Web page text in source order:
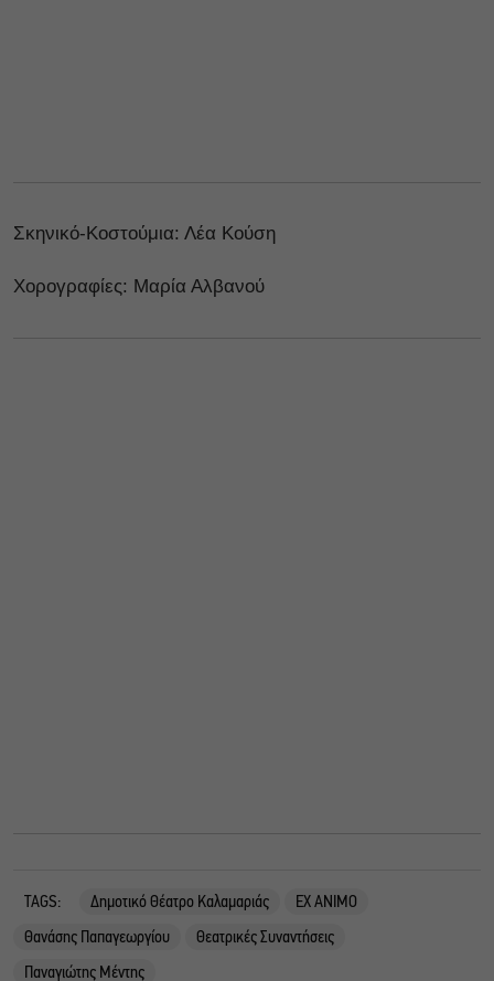
Σκηνικό-Κοστούμια: Λέα Κούση
Χορογραφίες: Μαρία Αλβανού
TAGS: Δημοτικό Θέατρο Καλαμαριάς
ΕΧ ΑΝΙΜΟ
Θανάσης Παπαγεωργίου
Θεατρικές Συναντήσεις
Παναγιώτης Μέντης